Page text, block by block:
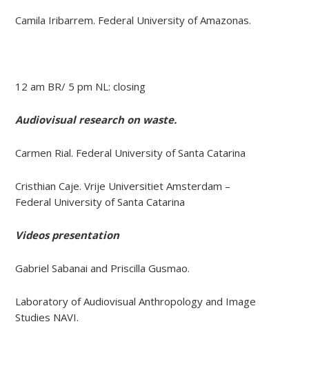
Camila Iribarrem. Federal University of Amazonas.
12 am BR/ 5 pm NL: closing
Audiovisual research on waste.
Carmen Rial. Federal University of Santa Catarina
Cristhian Caje. Vrije Universitiet Amsterdam –
Federal University of Santa Catarina
Videos presentation
Gabriel Sabanai and Priscilla Gusmao.
Laboratory of Audiovisual Anthropology and Image
Studies NAVI.